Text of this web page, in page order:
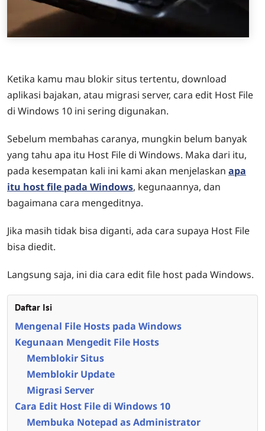
Ketika kamu mau blokir situs tertentu, download
aplikasi bajakan, atau migrasi server, cara edit Host File
di Windows 10 ini sering digunakan.
Sebelum membahas caranya, mungkin belum banyak
yang tahu apa itu Host File di Windows. Maka dari itu,
pada kesempatan kali ini kami akan menjelaskan apa
itu host file pada Windows, kegunaannya, dan
bagaimana cara mengeditnya.
Jika masih tidak bisa diganti, ada cara supaya Host File
bisa diedit.
Langsung saja, ini dia cara edit file host pada Windows.
Daftar Isi
Mengenal File Hosts pada Windows
Kegunaan Mengedit File Hosts
Memblokir Situs
Memblokir Update
Migrasi Server
Cara Edit Host File di Windows 10
Membuka Notepad as Administrator